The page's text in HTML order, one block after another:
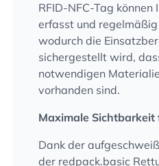
RFID-NFC-Tag können
erfasst und
wodurch die
sichergestellt wird,
notwendigen
vorhanden sind.
Maximale Sichtbarkeit
Dank der
der redpack.basic